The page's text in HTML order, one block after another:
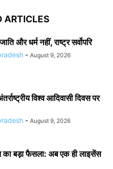
ARTICLES
और धर्म नहीं, राष्ट्र सर्वोपरि
- August 9, 2026
विश्व आदिवासी दिवस पर
- August 9, 2026
का बड़ा फैसला: अब एक ही लाइसेंस